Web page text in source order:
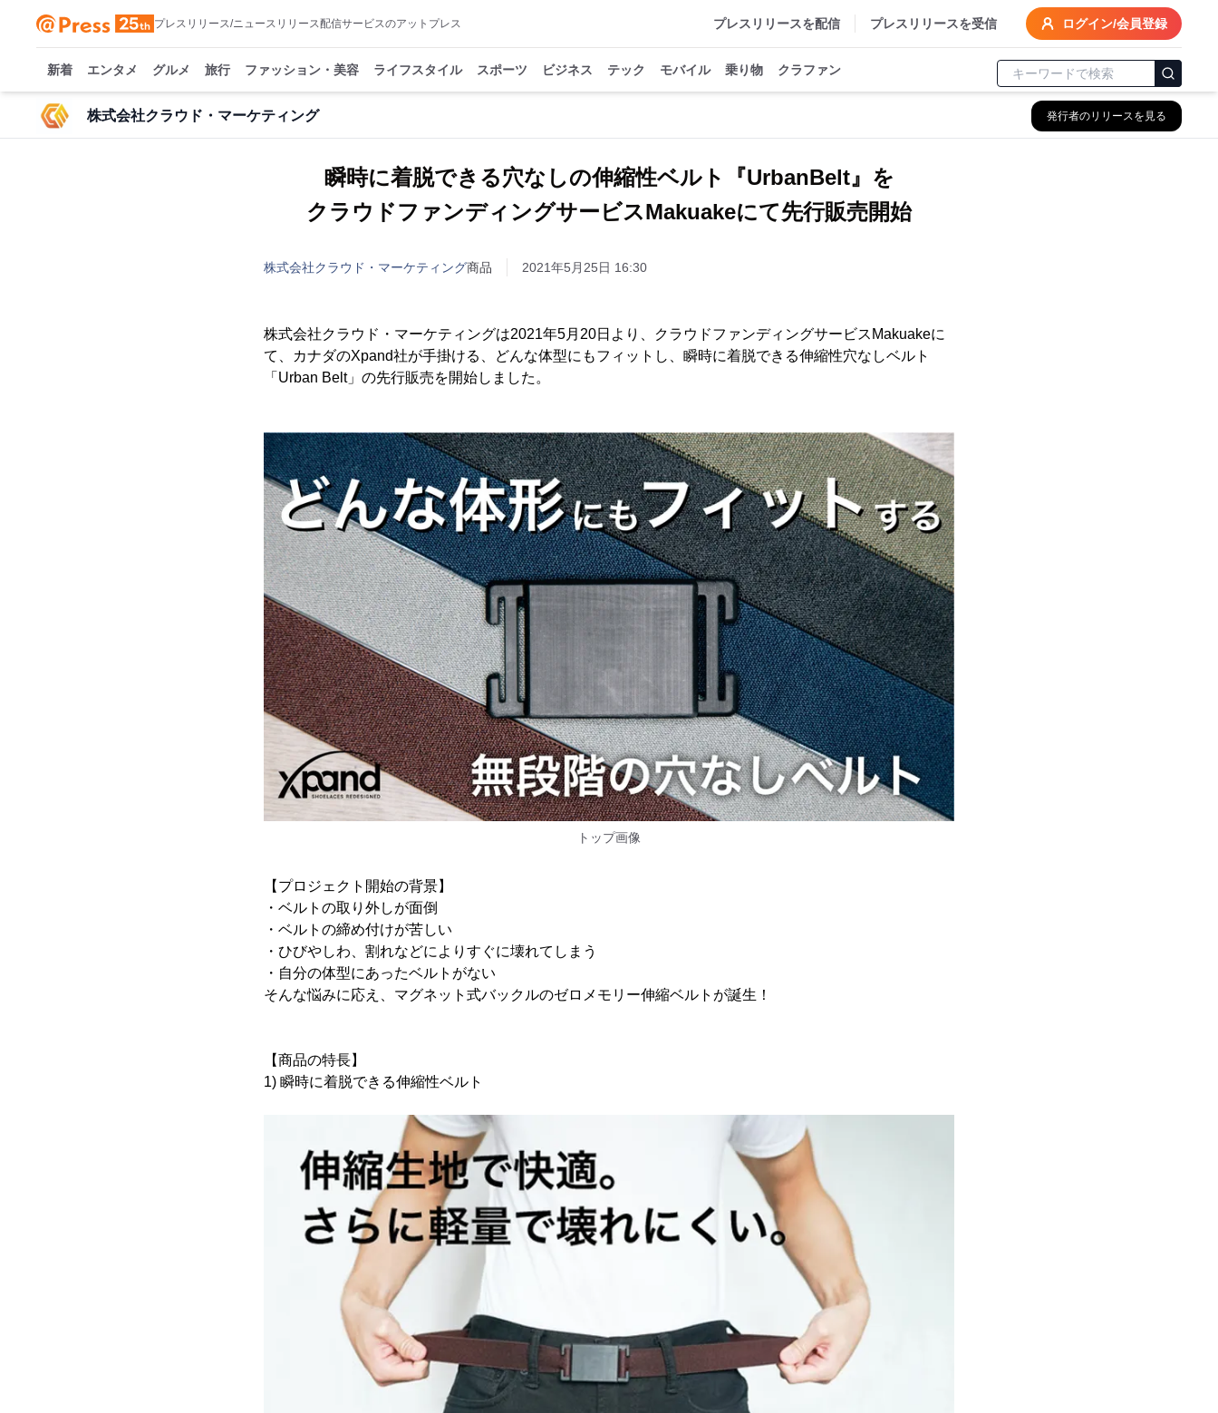
プレスリリース/ニュースリリース配信サービスのアットプレス プレスリリースを配信 プレスリリースを受信 ログイン/会員登録
新着 エンタメ グルメ 旅行 ファッション・美容 ライフスタイル スポーツ ビジネス テック モバイル 乗り物 クラファン
株式会社クラウド・マーケティング 発行者のリリースを見る
瞬時に着脱できる穴なしの伸縮性ベルト『UrbanBelt』を
クラウドファンディングサービスMakuakeにて先行販売開始
株式会社クラウド・マーケティング商品 2021年5月25日 16:30
株式会社クラウド・マーケティングは2021年5月20日より、クラウドファンディングサービスMakuakeに
て、カナダのXpand社が手掛ける、どんな体型にもフィットし、瞬時に着脱できる伸縮性穴なしベルト
「Urban Belt」の先行販売を開始しました。
トップ画像
【プロジェクト開始の背景】
・ベルトの取り外しが面倒
・ベルトの締め付けが苦しい
・ひびやしわ、割れなどによりすぐに壊れてしまう
・自分の体型にあったベルトがない
そんな悩みに応え、マグネット式バックルのゼロメモリー伸縮ベルトが誕生！
【商品の特長】
1) 瞬時に着脱できる伸縮性ベルト